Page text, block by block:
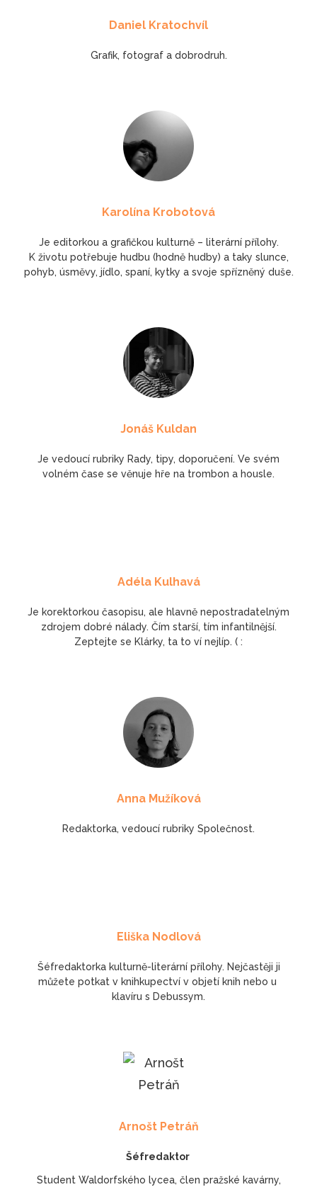
Daniel Kratochvíl
Grafik, fotograf a dobrodruh.
Karolína Krobotová
Je editorkou a grafičkou kulturně – literární přílohy.
K životu potřebuje hudbu (hodně hudby) a taky slunce,
pohyb, úsměvy, jídlo, spaní, kytky a svoje spřízněný duše.
Jonáš Kuldan
Je vedoucí rubriky Rady, tipy, doporučení. Ve svém
volném čase se věnuje hře na trombon a housle.
Adéla Kulhavá
Je korektorkou časopisu, ale hlavně nepostradatelným
zdrojem dobré nálady. Čím starší, tím infantilnější.
Zeptejte se Klárky, ta to ví nejlíp. ( :
Anna Mužíková
Redaktorka, vedoucí rubriky Společnost.
Eliška Nodlová
Šéfredaktorka kulturně-literární přílohy. Nejčastěji ji
můžete potkat v knihkupectví v objetí knih nebo u
klavíru s Debussym.
Arnošt Petráň
Šéfredaktor
Student Waldorfského lycea, člen pražské kavárny,